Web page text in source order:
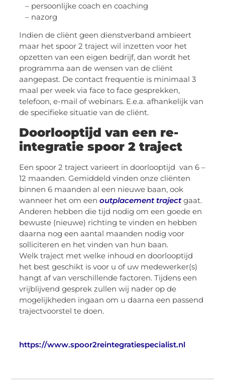
– persoonlijke coach en coaching
– nazorg
Indien de cliënt geen dienstverband ambieert
maar het spoor 2 traject wil inzetten voor het
opzetten van een eigen bedrijf, dan wordt het
programma aan de wensen van de cliënt
aangepast. De contact frequentie is minimaal 3
maal per week via face to face gesprekken,
telefoon, e-mail of webinars. E.e.a. afhankelijk van
de specifieke situatie van de cliënt.
Doorlooptijd van een re-
integratie spoor 2 traject
Een spoor 2 traject varieert in doorlooptijd van 6 –
12 maanden. Gemiddeld vinden onze cliënten
binnen 6 maanden al een nieuwe baan, ook
wanneer het om eenoutplacement trajectgaat.
Anderen hebben die tijd nodig om een goede en
bewuste (nieuwe) richting te vinden en hebben
daarna nog een aantal maanden nodig voor
solliciteren en het vinden van hun baan.
Welk traject met welke inhoud en doorlooptijd
het best geschikt is voor u of uw medewerker(s)
hangt af van verschillende factoren. Tijdens een
vrijblijvend gesprek zullen wij nader op de
mogelijkheden ingaan om u daarna een passend
trajectvoorstel te doen.
https://www.spoor2reintegratiespecialist.nl